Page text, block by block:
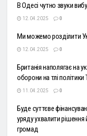
В Одесі чутно звуки
12.04.2025 0
Ми можемо розділити
12.04.2025 0
Британія наполягає на
оборони на тлі
11.04.2025 0
Буде суттєве
уряду ухвалити
громад